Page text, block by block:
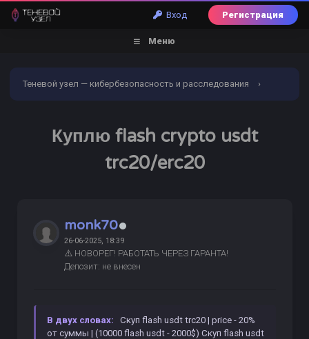
Вход Регистрация
Меню
Теневой узел — кибербезопасность и расследования ›
Куплю flash crypto usdt
trc20/erc20
monk70
26-06-2025, 18:39
⚠️ НОВОРЕГ! РАБОТАТЬ ЧЕРЕЗ ГАРАНТА!
Депозит: не внесен
В двух словах:
Скуп flash usdt trc20 | price - 20%
от суммы | (10000 flash usdt - 2000$) Скуп flash usdt